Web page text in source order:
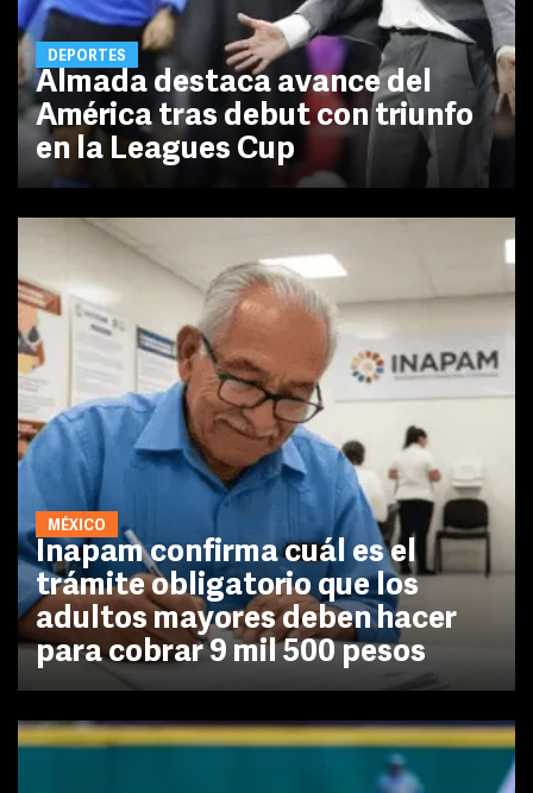
DEPORTES
Almada destaca avance del
América tras debut con triunfo
en la Leagues Cup
MÉXICO
Inapam confirma cuál es el
trámite obligatorio que los
adultos mayores deben hacer
para cobrar 9 mil 500 pesos